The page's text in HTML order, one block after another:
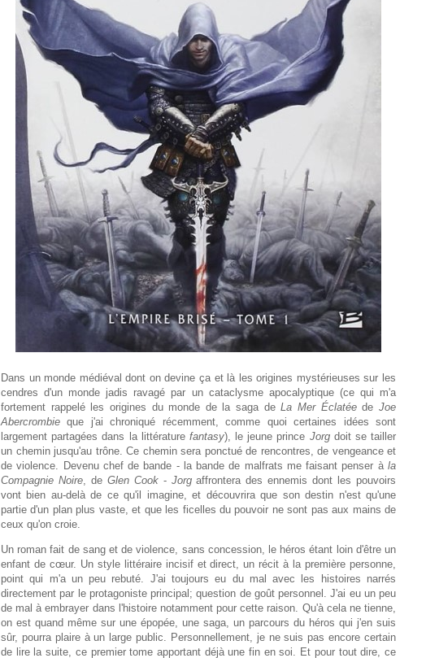
Dans un monde médiéval dont on devine ça et là les origines mystérieuses sur les
cendres d'un monde jadis ravagé par un cataclysme apocalyptique (ce qui m'a
fortement rappelé les origines du monde de la saga deLa Mer ÉclatéedeJoe
Abercrombie que j'ai chroniqué récemment, comme quoi certaines idées sont
largement partagées dans la littérature fantasy), le jeune prince Jorg doit se tailler
un chemin jusqu'au trône. Ce chemin sera ponctué de rencontres, de vengeance et
de violence. Devenu chef de bande - la bande de malfrats me faisant penser à la
Compagnie Noire, de Glen Cook- Jorgaffrontera des ennemis dont les pouvoirs
vont bien au-delà de ce qu'il imagine, et découvrira que son destin n'est qu'une
partie d'un plan plus vaste, et que les ficelles du pouvoir ne sont pas aux mains de
ceux qu'on croie.
Un roman fait de sang et de violence, sans concession, le héros étant loin d'être un
enfant de cœur. Un style littéraire incisif et direct, un récit à la première personne,
point qui m'a un peu rebuté. J'ai toujours eu du mal avec les histoires narrés
directement par le protagoniste principal; question de goût personnel. J'ai eu un peu
de mal à embrayer dans l'histoire notamment pour cette raison. Qu'à cela ne tienne,
on est quand même sur une épopée, une saga, un parcours du héros qui j'en suis
sûr, pourra plaire à un large public. Personnellement, je ne suis pas encore certain
de lire la suite, ce premier tome apportant déjà une fin en soi. Et pour tout dire, ce